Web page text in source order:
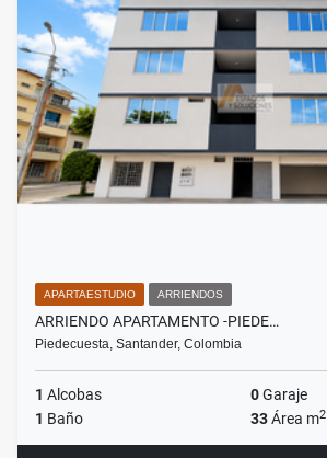
APARTAESTUDIO ARRIENDOS
ARRIENDO APARTAMENTO -PIEDE…
Piedecuesta, Santander, Colombia
1 Alcobas 0Garaje
1 Baño 33Área m2